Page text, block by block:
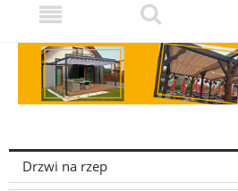
Drzwi na rzep